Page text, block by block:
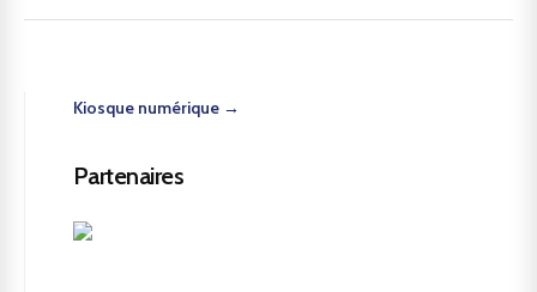
Kiosque numérique →
Partenaires